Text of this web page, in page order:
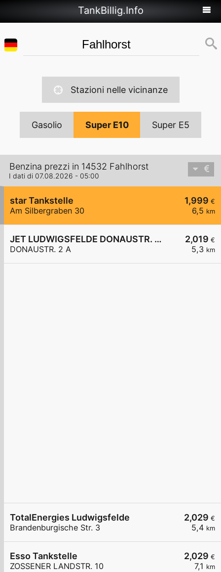
TankBillig.Info
Stazioni nelle vicinanze
Gasolio Super E10 Super E5
Benzina prezzi in 14532 Fahlhorst
I dati di 07.08.2026 - 05:00
1,999 €
6,5 km
star Tankstelle
Am Silbergraben 30
2,019 €
5,3 km
JET LUDWIGSFELDE DONAUSTR. 2 A
DONAUSTR. 2 A
2,029 €
5,4 km
TotalEnergies Ludwigsfelde
Brandenburgische Str. 3
2,029 €
7,1 km
Esso Tankstelle
ZOSSENER LANDSTR. 10